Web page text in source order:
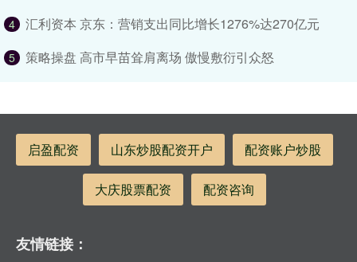
4 汇利资本 京东：营销支出同比增长1276%达270亿元
5 策略操盘 高市早苗耸肩离场 傲慢敷衍引众怒
启盈配资 山东炒股配资开户 配资账户炒股
大庆股票配资 配资咨询
友情链接：